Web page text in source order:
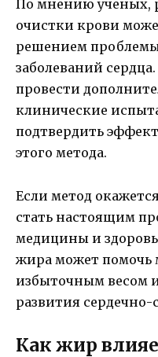
По мнению ученых,
очистки крови
решением
заболеваний
провести
клинические
подтвердить
этого метода.
Если метод
стать настоящим
медицины и
жира может помочь
избыточным весом
развития сердечно-
Как жир